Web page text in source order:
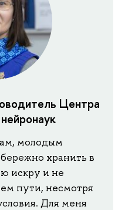
Центра
молодым
хранить в
искру и не
пути, несмотря
Для меня